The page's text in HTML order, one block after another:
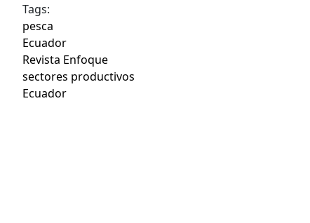
Tags:
pesca
Ecuador
Revista Enfoque
sectores productivos
Ecuador